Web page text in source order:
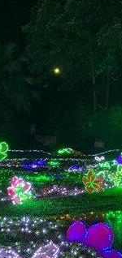
Tổ chức chính
Tổ chức khác
thống văn hoá
tóm tắt và Nhiệm vụ